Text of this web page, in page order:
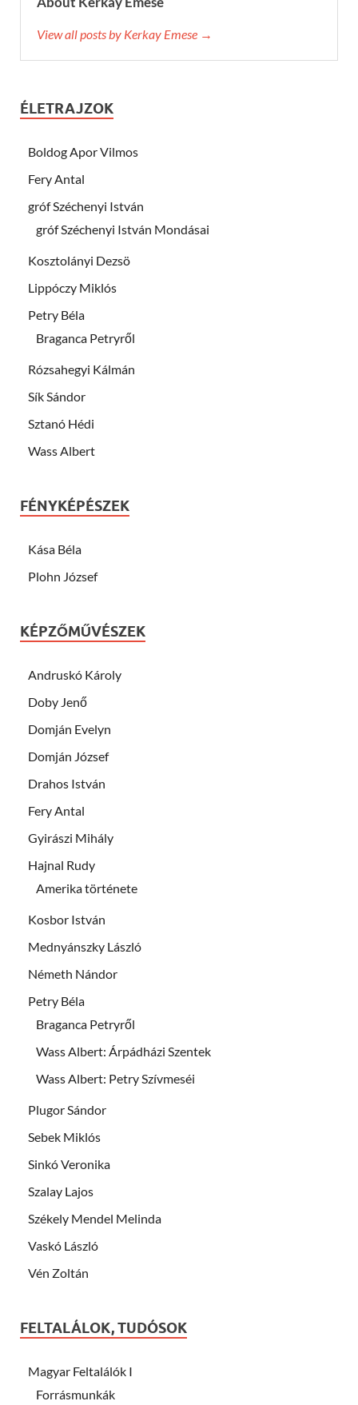
View all posts by Kerkay Emese →
ÉLETRAJZOK
Boldog Apor Vilmos
Fery Antal
gróf Széchenyi István
gróf Széchenyi István Mondásai
Kosztolányi Dezsö
Lippóczy Miklós
Petry Béla
Braganca Petryről
Rózsahegyi Kálmán
Sík Sándor
Sztanó Hédi
Wass Albert
FÉNYKÉPÉSZEK
Kása Béla
Plohn József
KÉPZŐMŰVÉSZEK
Andruskó Károly
Doby Jenő
Domján Evelyn
Domján József
Drahos István
Fery Antal
Gyirászi Mihály
Hajnal Rudy
Amerika története
Kosbor István
Mednyánszky László
Németh Nándor
Petry Béla
Braganca Petryről
Wass Albert: Árpádházi Szentek
Wass Albert: Petry Szívmeséi
Plugor Sándor
Sebek Miklós
Sinkó Veronika
Szalay Lajos
Székely Mendel Melinda
Vaskó László
Vén Zoltán
FELTALÁLOK, TUDÓSOK
Magyar Feltalálók I
Forrásmunkák